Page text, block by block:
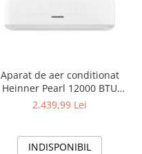
Aparat de aer conditionat
Heinner Pearl 12000 BTU
Wi-Fi, Clasa A+++/A+++, AI
alb
2.439,99 Lei
INDISPONIBIL